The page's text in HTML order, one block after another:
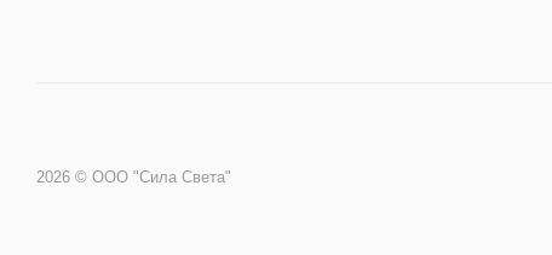
2026 © ООО "Сила Света"